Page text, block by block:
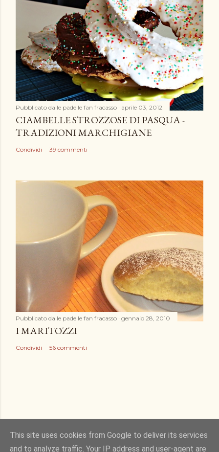
Pubblicato da le padelle fan fracasso aprile 03, 2012
CIAMBELLE STROZZOSE DI PASQUA -
TRADIZIONI MARCHIGIANE
Condividi 39 commenti
Pubblicato da le padelle fan fracasso gennaio 28, 2010
I MARITOZZI
Condividi 56 commenti
This site uses cookies from Google to deliver its services
and to analyze traffic. Your IP address and user-agent are